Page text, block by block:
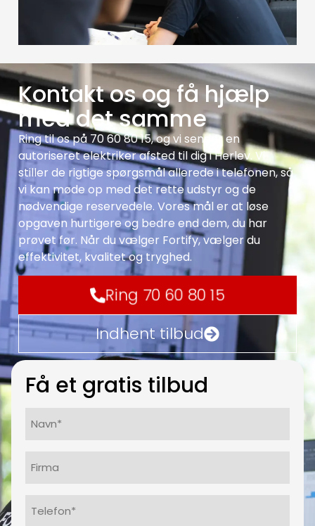
Kontakt os og få hjælp
med det samme
Ring til os på 70 60 80 15, og vi sender en
autoriseret elektriker afsted til dig i Herlev. Vi
stiller de rigtige spørgsmål allerede i telefonen, så
vi kan møde op med det rette udstyr og de
nødvendige reservedele. Vores mål er at løse
opgaven hurtigere og bedre end dem, du har
prøvet før. Når du vælger Fortify, vælger du
effektivitet, kvalitet og tryghed.
Ring 70 60 80 15
Indhent tilbud
Få et gratis tilbud
(Påkrævet)
(Påkrævet)